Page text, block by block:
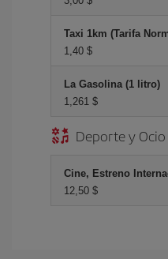
Taxi 1km (Tarifa
1,40 $
La Gasolina (1 litro)
1,261 $
Deporte y Ocio
Cine, Estreno
12,50 $